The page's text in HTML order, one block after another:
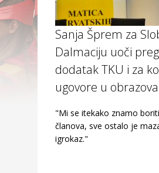
Sanja Šprem za
Dalmaciju uoči
dodatak TKU i za
ugovore u
"Mi se itekako znamo boriti
članova, sve ostalo je
igrokaz."